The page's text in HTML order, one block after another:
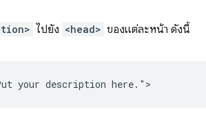
ไปยัง <head> ของแต่ละหน้า ดังนี้